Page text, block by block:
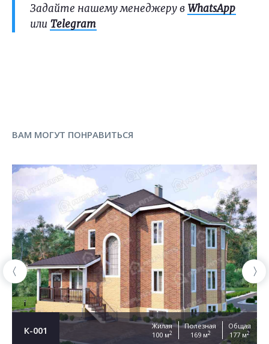
Задайте нашему менеджеру в WhatsApp
или Telegram
ВАМ МОГУТ ПОНРАВИТЬСЯ
К-001
Жилая
100 м2
Полезная
169 м2
Общая
177 м2